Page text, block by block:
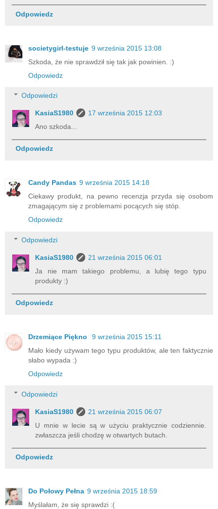
Odpowiedz
societygirl-testuje 9 września 2015 13:08
Szkoda, że nie sprawdził się tak jak powinien. :)
Odpowiedz
Odpowiedzi
KasiaS1980
17 września 2015 12:03
Ano szkoda...
Odpowiedz
Candy Pandas 9 września 2015 14:18
Ciekawy produkt, na pewno recenzja przyda się osobom
zmagającym się z problemami pocących się stóp.
Odpowiedz
Odpowiedzi
KasiaS1980
21 września 2015 06:01
Ja nie mam takiego problemu, a lubię tego typu
produkty :)
Odpowiedz
Drzemiące Piękno
9 września 2015 15:11
Mało kiedy używam tego typu produktów, ale ten faktycznie
słabo wypada :)
Odpowiedz
Odpowiedzi
KasiaS1980
21 września 2015 06:07
U mnie w lecie są w użyciu praktycznie codziennie.
zwłaszcza jeśli chodzę w otwartych butach.
Odpowiedz
Do Połowy Pełna 9 września 2015 18:59
Myślałam, że się sprawdzi :(